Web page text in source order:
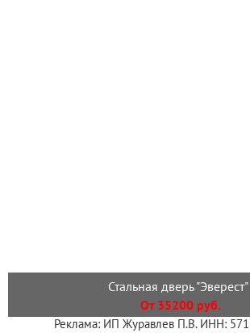
Стальная дверь "Эверест"
От 35200 руб.
Реклама: ИП Журавлев П.В. ИНН: